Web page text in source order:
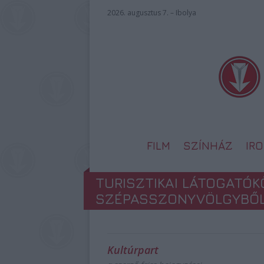
2026. augusztus 7. – Ibolya
FILM SZÍNHÁZ
TURISZTIKAI
Kultúrpart